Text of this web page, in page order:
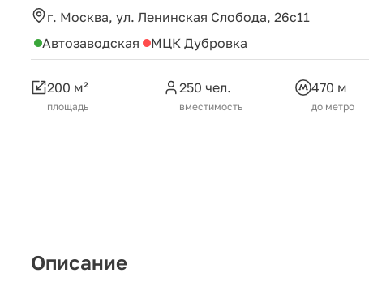
г. Москва, ул. Ленинская Слобода, 26c11
Автозаводская
МЦК Дубровка
200 м²
площадь
250 чел.
вместимость
470 м
до метро
Описание